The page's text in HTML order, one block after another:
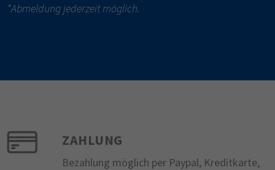
*Abmeldung jederzeit möglich.
ZAHLUNG
Bezahlung möglich per Paypal, Kreditkarte,